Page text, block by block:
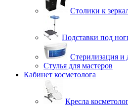
Столики к
Подставки под
Стерилизация и
Стулья для мастеров
Кабинет косметолога
Кресла